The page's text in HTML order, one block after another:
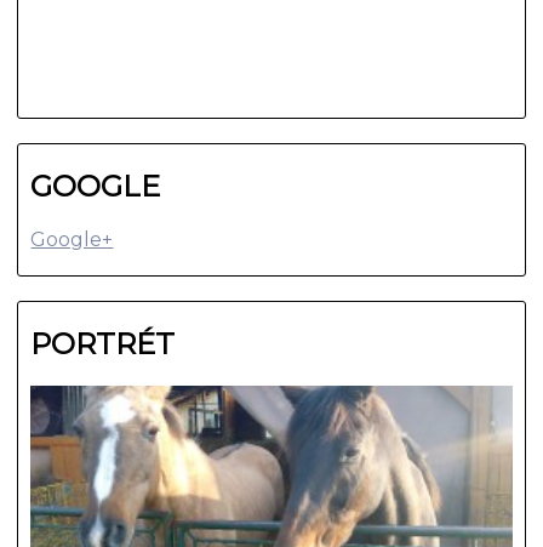
GOOGLE
Google+
PORTRÉT